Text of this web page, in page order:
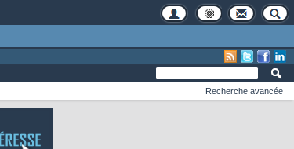
Recherche avancée